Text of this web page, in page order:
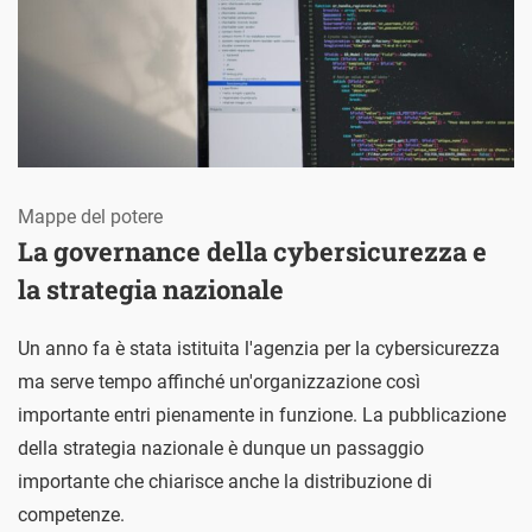
La governance della cybersicurezza e
la strategia nazionale
Mappe del potere
Un anno fa è stata istituita l'agenzia per la cybersicurezza
ma serve tempo affinché un'organizzazione così
importante entri pienamente in funzione. La pubblicazione
della strategia nazionale è dunque un passaggio
importante che chiarisce anche la distribuzione di
competenze.